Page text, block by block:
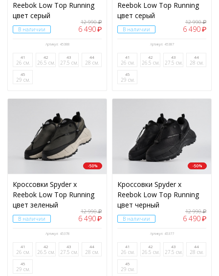
Reebok Low Top Running
цвет серый
В наличии
12 990₽
6 490₽
Артикул: 45388
41
26 см.
42
26.5 см.
43
27.5 см.
44
28 см.
45
29 см.
Reebok Low Top Running
цвет серый
В наличии
12 990₽
6 490₽
Артикул: 45387
41
26 см.
42
26.5 см.
43
27.5 см.
44
28 см.
45
29 см.
-50%
Кроссовки Spyder x
Reebok Low Top Running
цвет зеленый
В наличии
12 990₽
6 490₽
Артикул: 45378
41
26 см.
42
26.5 см.
43
27.5 см.
44
28 см.
45
29 см.
-50%
Кроссовки Spyder x
Reebok Low Top Running
цвет черный
В наличии
12 990₽
6 490₽
Артикул: 45377
41
26 см.
42
26.5 см.
43
27.5 см.
44
28 см.
45
29 см.